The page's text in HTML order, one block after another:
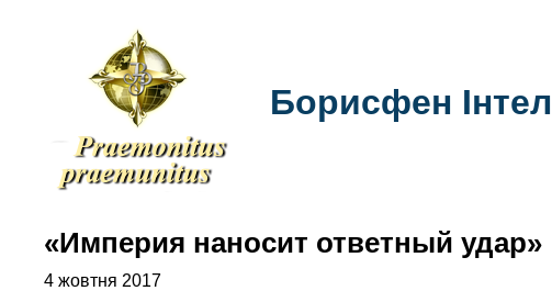
Борисфен Інтел
«Империя наносит ответный удар»
4 жовтня 2017